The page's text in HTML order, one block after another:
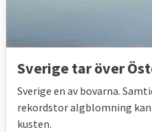
Sverige tar över
Sverige en av bovarna.
rekordstor algblomning kan
kusten.